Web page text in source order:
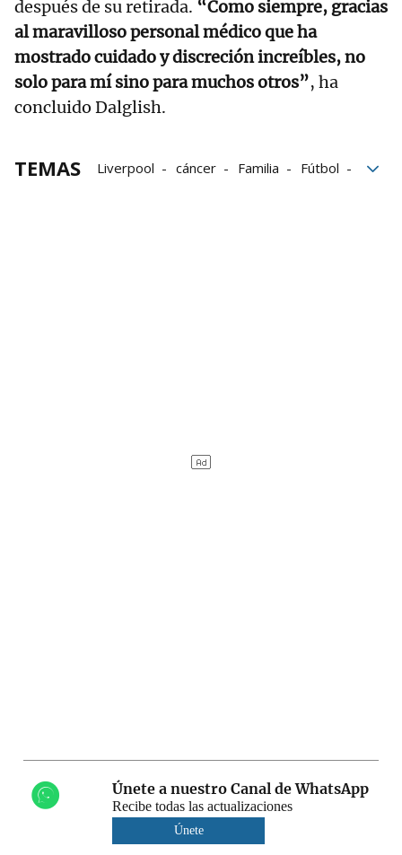
después de su retirada. “Como siempre, gracias
al maravilloso personal médico que ha
mostrado cuidado y discreción increíbles, no
solo para mí sino para muchos otros”, ha
concluido Dalglish.
TEMAS Liverpool cáncer Familia
Fútbol
Únete a nuestro Canal de WhatsApp
Recibe todas las actualizaciones
Únete